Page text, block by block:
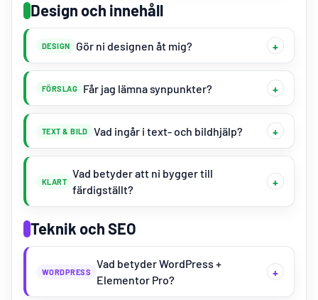
Design och innehåll
DESIGN Gör ni designen åt mig?
FÖRSLAG Får jag lämna synpunkter?
TEXT & BILD Vad ingår i text- och bildhjälp?
KLART
Vad betyder att ni bygger till
färdigställt?
Teknik och SEO
WORDPRESS
Vad betyder WordPress +
Elementor Pro?